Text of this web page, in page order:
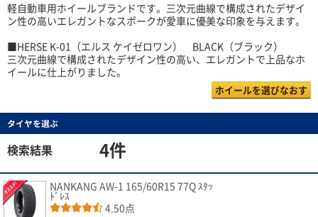
軽自動車用ホイールブランドです。三次元曲線で構成されたデザイ
ン性の高いエレガントなスポークが愛車に優美な印象を与えます。
■HERSE K-01（エルス ケイゼロワン） BLACK（ブラック）
三次元曲線で構成されたデザイン性の高い、エレガントで上品なホ
イールに仕上がりました。
ホイールを選びなおす
タイヤを選ぶ
検索結果 4件
NANKANG AW-1 165/60R15 77Q ｽﾀｯ
ﾄﾞﾚｽ
4.50点